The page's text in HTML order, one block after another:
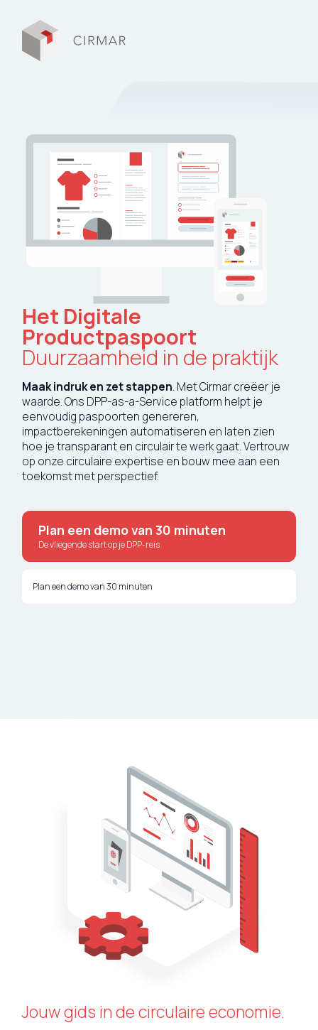
Circular Stories
English
Deutsch
Het Digitale
Productpaspoort
Duurzaamheid in de praktijk
Maak indruk en zet stappen. Met Cirmar creëer je
waarde. Ons DPP-as-a-Service platform helpt je
eenvoudig paspoorten genereren,
impactberekeningen automatiseren en laten zien
hoe je transparant en circulair te werk gaat. Vertrouw
op onze circulaire expertise en bouw mee aan een
toekomst met perspectief.
Plan een demo van 30 minuten
De vliegende start op je DPP-reis
Plan een demo van 30 minuten
Jouw gids in de circulaire economie.